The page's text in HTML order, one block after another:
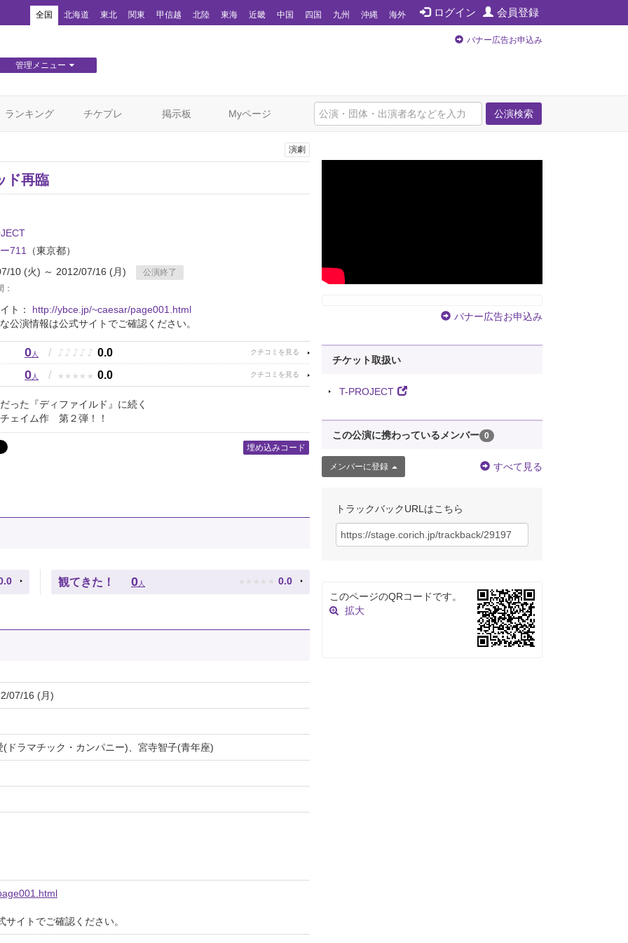
ログイン 会員登録
全国 北海道 東北 関東 甲信越 北陸 東海 近畿 中国 四国 九州 沖縄 海外
管理メニュー
バナー広告お申込み
公演検索
ランキング チケプレ 掲示板 Myページ
演劇
ド再臨
711
（東京都）
10 (火) ～ 2012/07/16 (月)
公演終了
ト： http://ybce.jp/~caesar/page001.html
公演情報は公式サイトでご確認ください。
0人 / ♪ ♪ ♪ ♪ ♪ 0.0
0人 / ★ ★ ★ ★ ★ 0.0
った『ディファイルド』に続く
ェイム作 第２弾！！
埋め込みコード
観てきた！ 0 人 ★ ★ ★ ★ ★ 0.0
07/16 (月)
ドラマチック・カンパニー)、宮寺智子(青年座)
イトでご確認ください。
バナー広告お申込み
チケット取扱い
T-PROJECT
この公演に携わっているメンバー 0
メンバーに登録 すべて見る
トラックバックURLはこちら
このページのQRコードです。
拡大